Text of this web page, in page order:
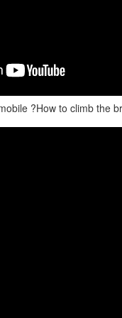
?How to climb the